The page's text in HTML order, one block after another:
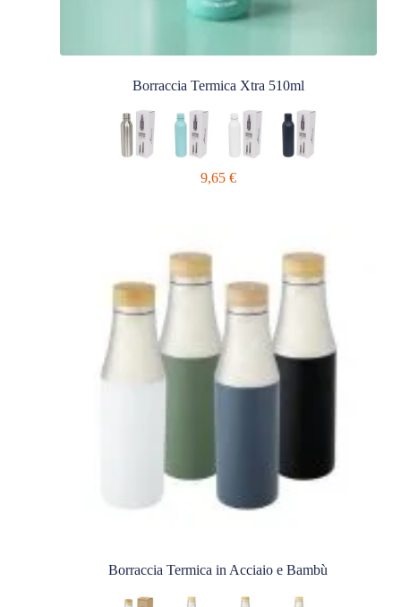
Borraccia Termica Xtra 510ml
9,65 €
Borraccia Termica in Acciaio e Bambù